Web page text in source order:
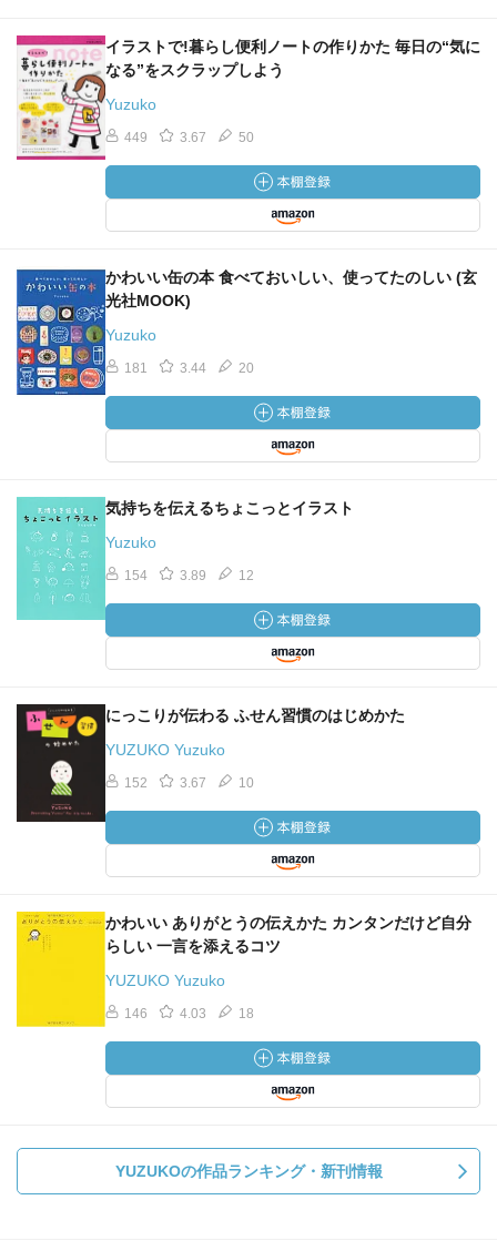
イラストで!暮らし便利ノートの作りかた 毎日の“気に
なる”をスクラップしよう
Yuzuko
449 3.67 50
かわいい缶の本 食べておいしい、使ってたのしい (玄
光社MOOK)
Yuzuko
181 3.44 20
気持ちを伝えるちょこっとイラスト
Yuzuko
154 3.89 12
にっこりが伝わる ふせん習慣のはじめかた
YUZUKO Yuzuko
152 3.67 10
かわいい ありがとうの伝えかた カンタンだけど自分
らしい 一言を添えるコツ
YUZUKO Yuzuko
146 4.03 18
YUZUKOの作品ランキング・新刊情報